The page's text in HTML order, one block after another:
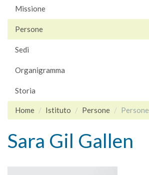
Missione
Persone
Sedi
Organigramma
Storia
Home Istituto Persone Persone
Sara Gil Gallen